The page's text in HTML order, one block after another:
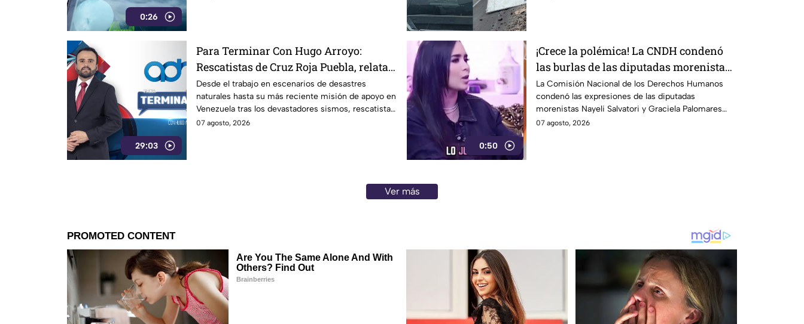
0:26
29:03
Para Terminar Con Hugo Arroyo:
Rescatistas de Cruz Roja Puebla, relatan
su trayectoria y su última labor en
Venezuela
Desde el trabajo en escenarios de desastres
naturales hasta su más reciente misión de apoyo en
Venezuela tras los devastadores sismos, rescatistas
de la Cruz Roja Puebla, comparten en Para Terminar
07 agosto, 2026
0:50
¡Crece la polémica! La CNDH condenó
las burlas de las diputadas morenistas
Nayeli Salvatori y Graciela Palomares
hacia adultos mayores y exhortó al
Congreso local a fijar postura
La Comisión Nacional de los Derechos Humanos
condenó las expresiones de las diputadas
morenistas Nayeli Salvatori y Graciela Palomares
contra los adultos mayores, y señaló que
07 agosto, 2026
Ver más